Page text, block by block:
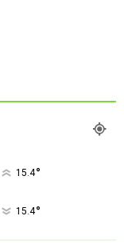
15.4°
15.4°